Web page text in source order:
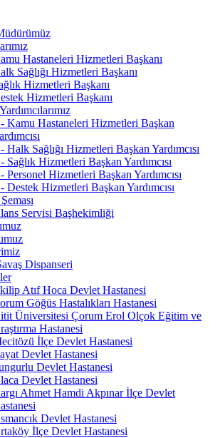
Hastaneleri Hizmetleri Başkanı
Sağlığı Hizmetleri Başkanı
Hizmetleri Başkanı
Hizmetleri Başkanı
Kamu Hastaneleri Hizmetleri Başkan
Halk Sağlığı Hizmetleri Başkan Yardımcısı
Sağlık Hizmetleri Başkan Yardımcısı
Personel Hizmetleri Başkan Yardımcısı
Destek Hizmetleri Başkan Yardımcısı
Servisi Başhekimliği
Dispanseri
Atıf Hoca Devlet Hastanesi
Göğüs Hastalıkları Hastanesi
Üniversitesi Çorum Erol Olçok Eğitim ve
Hastanesi
İlçe Devlet Hastanesi
Devlet Hastanesi
Devlet Hastanesi
Devlet Hastanesi
Ahmet Hamdi Akpınar İlçe Devlet
Devlet Hastanesi
İlçe Devlet Hastanesi